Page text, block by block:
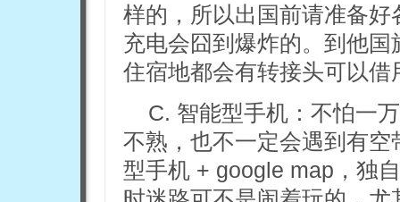
样的，所以出国前请准备
充电会囧到爆炸的。到他
住宿地都会有转接头可以借
C. 智能型手机：不怕一
不熟，也不一定会遇到有
型手机 + google map，独